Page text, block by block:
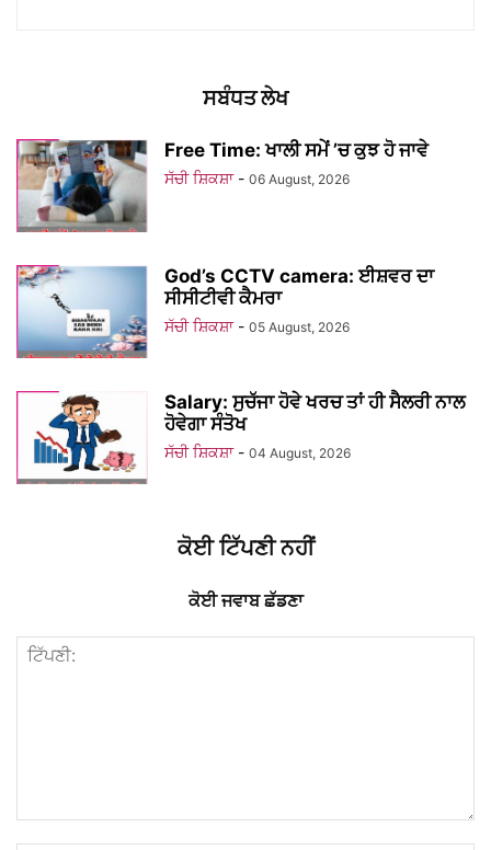
ਸਬੰਧਤ ਲੇਖ
Free Time: ਖਾਲੀ ਸਮੇਂ ’ਚ ਕੁਝ ਹੋ ਜਾਵੇ
ਸੱਚੀ ਸ਼ਿਕਸ਼ਾ - 06 August, 2026
God’s CCTV camera: ਈਸ਼ਵਰ ਦਾ
ਸੀਸੀਟੀਵੀ ਕੈਮਰਾ
ਸੱਚੀ ਸ਼ਿਕਸ਼ਾ - 05 August, 2026
Salary: ਸੁਚੱਜਾ ਹੋਵੇ ਖਰਚ ਤਾਂ ਹੀ ਸੈਲਰੀ ਨਾਲ
ਹੋਵੇਗਾ ਸੰਤੋਖ
ਸੱਚੀ ਸ਼ਿਕਸ਼ਾ - 04 August, 2026
ਕੋਈ ਟਿੱਪਣੀ ਨਹੀਂ
ਕੋਈ ਜਵਾਬ ਛੱਡਣਾ